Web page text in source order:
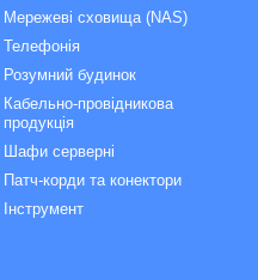
Мережеві сховища (NAS)
Телефонія
Розумний будинок
Кабельно-провідникова
продукція
Шафи серверні
Патч-корди та конектори
Інструмент